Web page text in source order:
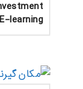
E-learning